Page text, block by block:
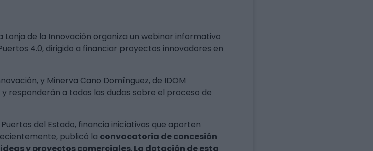
Lonja de la Innovación organiza un webinar informativo
4.0, dirigido a financiar proyectos innovadores en
y Minerva Cano Domínguez, de IDOM
responderán a todas las dudas sobre el proceso de
del Estado, financia iniciativas que aporten
publicó la convocatoria de concesión